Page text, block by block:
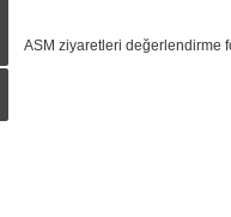
ASM ziyaretleri değerlendirme